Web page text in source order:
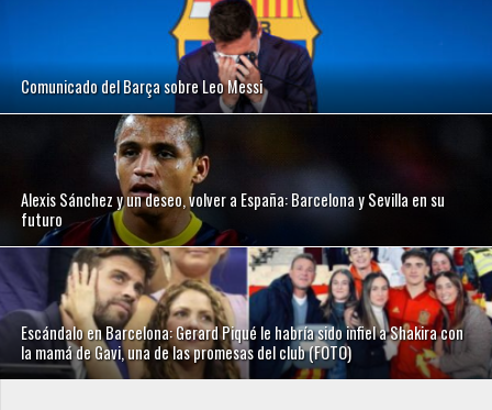
Comunicado del Barça sobre Leo Messi
Alexis Sánchez y un deseo, volver a España: Barcelona y Sevilla en su
futuro
Escándalo en Barcelona: Gerard Piqué le habría sido infiel a Shakira con
la mamá de Gavi, una de las promesas del club (FOTO)